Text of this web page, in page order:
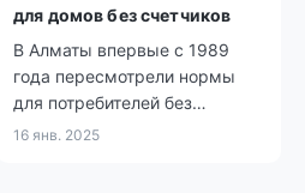
для домов без счетчиков
В Алматы впервые с 1989
года пересмотрели нормы
для потребителей без
счетчиков, а гражданам с
16 янв. 2025